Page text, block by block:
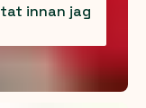
innan jag